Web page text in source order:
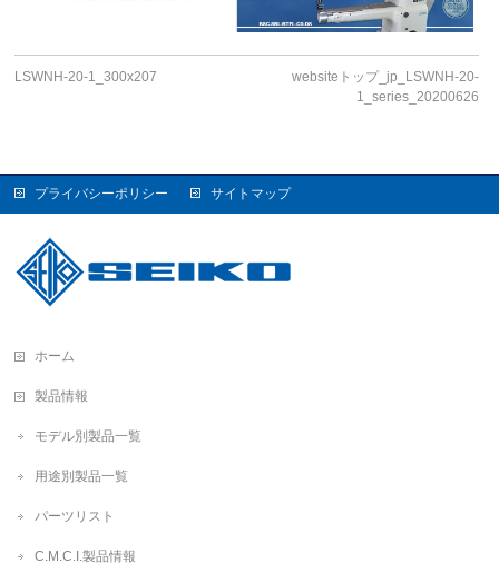
LSWNH-20-1_300x207
websiteトップ_jp_LSWNH-20-
1_series_20200626
プライバシーポリシー サイトマップ
ホーム
製品情報
モデル別製品一覧
用途別製品一覧
パーツリスト
C.M.C.I.製品情報